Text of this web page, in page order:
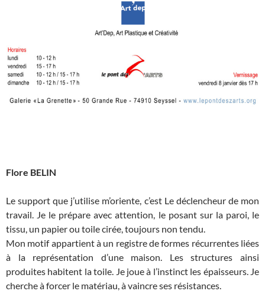
Flore BELIN
Le support que j’utilise m’oriente, c’est Le déclencheur de mon
travail. Je le prépare avec attention, le posant sur la paroi, le
tissu, un papier ou toile cirée, toujours non tendu.
Mon motif appartient à un registre de formes récurrentes liées
à la représentation d’une maison. Les structures ainsi
produites habitent la toile. Je joue à l’instinct les épaisseurs. Je
cherche à forcer le matériau, à vaincre ses résistances.